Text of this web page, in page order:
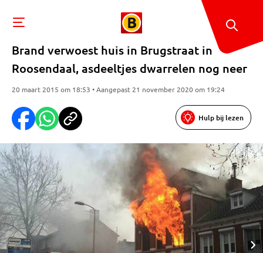
Brand verwoest huis in Brugstraat in
Roosendaal, asdeeltjes dwarrelen nog neer
20 maart 2015 om 18:53 • Aangepast 21 november 2020 om 19:24
Hulp bij lezen